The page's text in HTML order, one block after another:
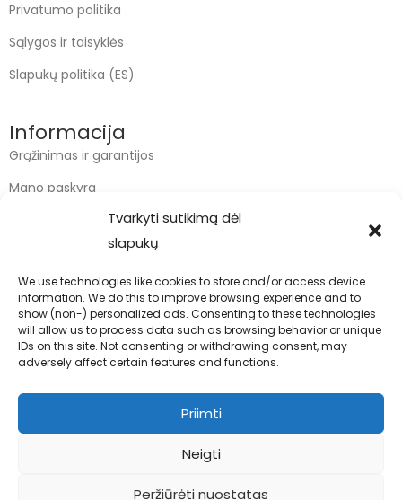
Tvarkyti sutikimą dėl
slapukų
We use technologies like cookies to store and/or access device
information. We do this to improve browsing experience and to
show (non-) personalized ads. Consenting to these technologies
will allow us to process data such as browsing behavior or unique
IDs on this site. Not consenting or withdrawing consent, may
adversely affect certain features and functions.
Priimti
Neigti
Peržiūrėti nuostatas
Privatumo politika
Sąlygos ir taisyklės
Slapukų politika (ES)
Informacija
Grąžinimas ir garantijos
Mano paskyra
Kontaktai
info@bodyfoodas.lt
+370 600 77017
Visos teisės saugomos © Bodyfoodas.lt 2026